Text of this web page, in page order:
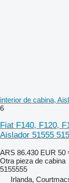
interior de cabina,
6
Fiat F140, F120,
Aislador 51555
ARS 86.430 EUR 50
Otra pieza de cabina
5155555
Irlanda,